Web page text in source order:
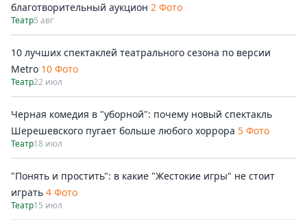
благотворительный аукцион 2 Фото
Театр5 авг
10 лучших спектаклей театрального сезона по версии
Metro 10 Фото
Театр22 июл
Черная комедия в "уборной": почему новый спектакль
Шерешевского пугает больше любого хоррора 5 Фото
Театр18 июл
"Понять и простить": в какие "Жестокие игры" не стоит
играть 4 Фото
Театр15 июл